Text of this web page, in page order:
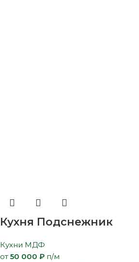
Кухня Подснежник
Кухни МДФ
от 50 000 ₽ п/м